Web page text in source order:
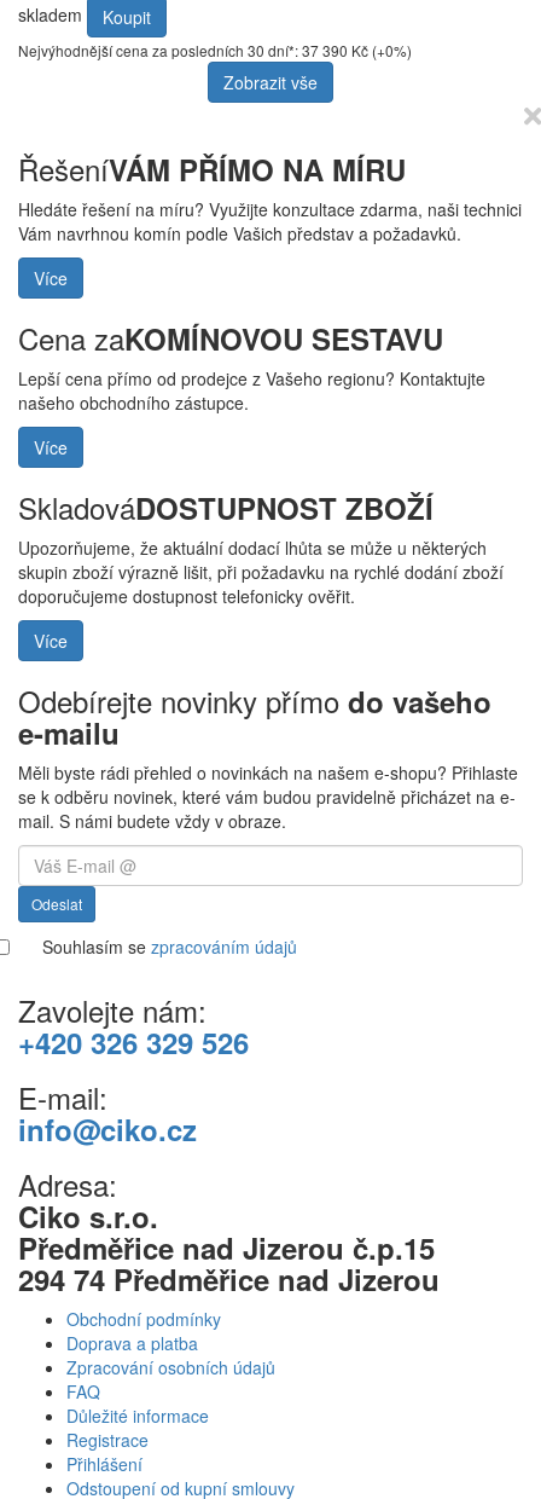
skladem
Koupit
Nejvýhodnější cena za posledních 30 dní*: 37 390 Kč (+0%)
Zobrazit vše
ŘešeníVÁM PŘÍMO NA MÍRU
Hledáte řešení na míru? Využijte konzultace zdarma, naši technici
Vám navrhnou komín podle Vašich představ a požadavků.
Více
Cena zaKOMÍNOVOU SESTAVU
Lepší cena přímo od prodejce z Vašeho regionu? Kontaktujte
našeho obchodního zástupce.
Více
SkladováDOSTUPNOST ZBOŽÍ
Upozorňujeme, že aktuální dodací lhůta se může u některých
skupin zboží výrazně lišit, při požadavku na rychlé dodání zboží
doporučujeme dostupnost telefonicky ověřit.
Více
Odebírejte novinky přímo do vašeho
e-mailu
Měli byste rádi přehled o novinkách na našem e-shopu? Přihlaste
se k odběru novinek, které vám budou pravidelně přicházet na e-
mail. S námi budete vždy v obraze.
Odeslat
Souhlasím se zpracováním údajů
Zavolejte nám:
+420 326 329 526
E-mail:
info@ciko.cz
Adresa:
Ciko s.r.o.
Předměřice nad Jizerou č.p.15
294 74 Předměřice nad Jizerou
Obchodní podmínky
Doprava a platba
Zpracování osobních údajů
FAQ
Důležité informace
Registrace
Přihlášení
Odstoupení od kupní smlouvy